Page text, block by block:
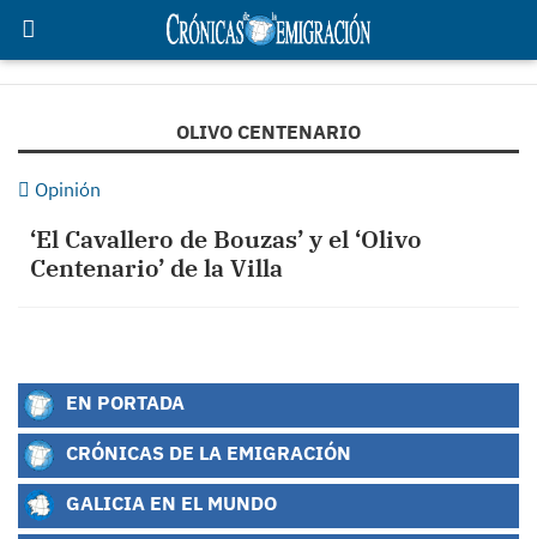
OLIVO CENTENARIO
Opinión
‘El Cavallero de Bouzas’ y el ‘Olivo
Centenario’ de la Villa
EN PORTADA
CRÓNICAS DE LA EMIGRACIÓN
GALICIA EN EL MUNDO